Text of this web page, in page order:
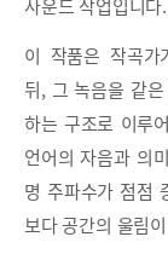
사운드 작업입니다.
이 작품은 작곡
뒤, 그 녹음을 같
하는 구조로 이루
언어의 자음과 의
명 주파수가 점점
보다 공간의 울림